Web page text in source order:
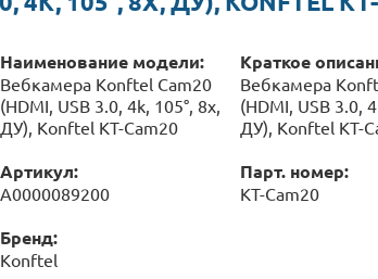
Наименование модели:
Вебкамера Konftel Cam20
(HDMI, USB 3.0, 4k, 105°, 8x,
ДУ), Konftel KT-Cam20
Краткое
Вебкамера
(HDMI, USB 3.0,
ДУ), Konftel KT-
Артикул:
А0000089200
Парт. номер:
KT-Cam20
Бренд:
Konftel